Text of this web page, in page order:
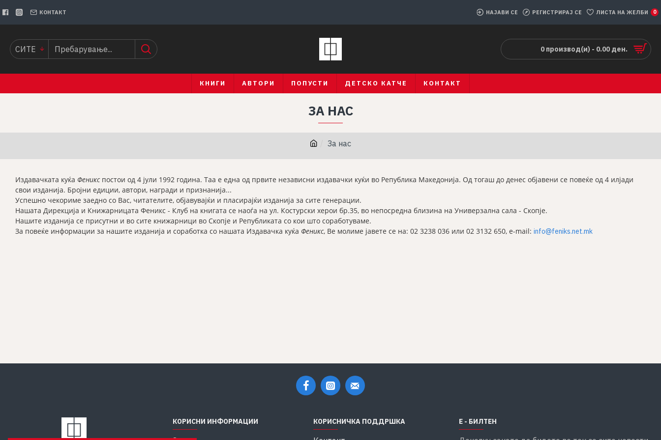
КОНТАКТ НАЈАВИ СЕ РЕГИСТРИРАЈ СЕ ЛИСТА НА ЖЕЛБИ 0
СИТЕ 0 производ(и) - 0.00 ден.
КНИГИ АВТОРИ ПОПУСТИ ДЕТСКО КАТЧЕ КОНТАКТ
За нас
ЗА НАС
Издавачката куќа Феникс постои од 4 јули 1992 година. Таа е една од првите независни издавачки куќи во Република Македонија. Од тогаш до денес објавени се повеќе од 4 илјади
свои изданија. Бројни едиции, автори, награди и признанија...
Успешно чекориме заедно со Вас, читателите, објавувајќи и пласирајќи изданија за сите генерации.
Нашата Дирекција и Книжарницата Феникс - Клуб на книгата се наоѓа на ул. Костурски херои бр.35, во непосредна близина на Универзална сала - Скопје.
Нашите изданија се присутни и во сите книжарници во Скопје и Републиката со кои што соработуваме.
За повеќе информации за нашите изданија и соработка со нашата Издавачка куќа Феникс, Ве молиме јавете се на: 02 3238 036 или 02 3132 650, e-mail: info@feniks.net.mk
КОРИСНИ ИНФОРМАЦИИ КОРИСНИЧКА ПОДДРШКА Е - БИЛТЕН